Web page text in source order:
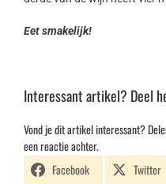
Eet smakelijk!
Interessant artikel? Deel
Vond je dit artikel interessant?
een reactie achter.
Facebook
Twitter